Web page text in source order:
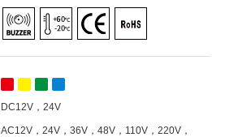
DC12V，24V
AC12V，24V，36V，48V，110V，220V，